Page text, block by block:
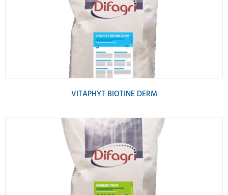
VITAPHYT BIOTINE DERM